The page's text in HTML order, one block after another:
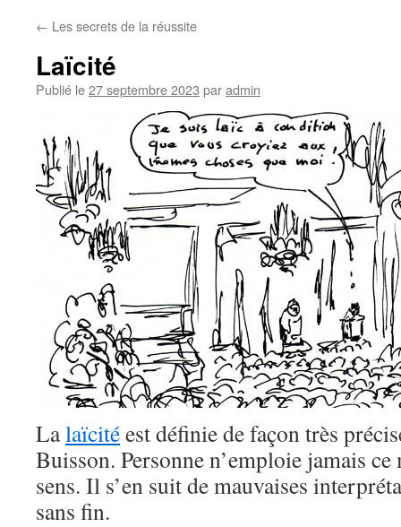
← Les secrets de la réussite
Laïcité
Publié le27 septembre 2023 paradmin
Lalaïcitéest définie de façon très
Buisson. Personne n’emploie jamais
sens. Il s’en suit de mauvaises
sans fin.